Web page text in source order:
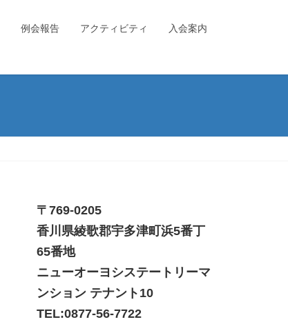
例会報告 アクティビティ 入会案内
〒769-0205
香川県綾歌郡宇多津町浜5番丁
65番地
ニューオーヨシステートリーマ
ンション テナント10
TEL:0877-56-7722